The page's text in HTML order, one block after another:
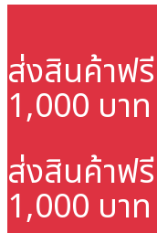
ส่งสินค้าฟรี
1,000 บาท
ส่งสินค้าฟรี
1,000 บาท